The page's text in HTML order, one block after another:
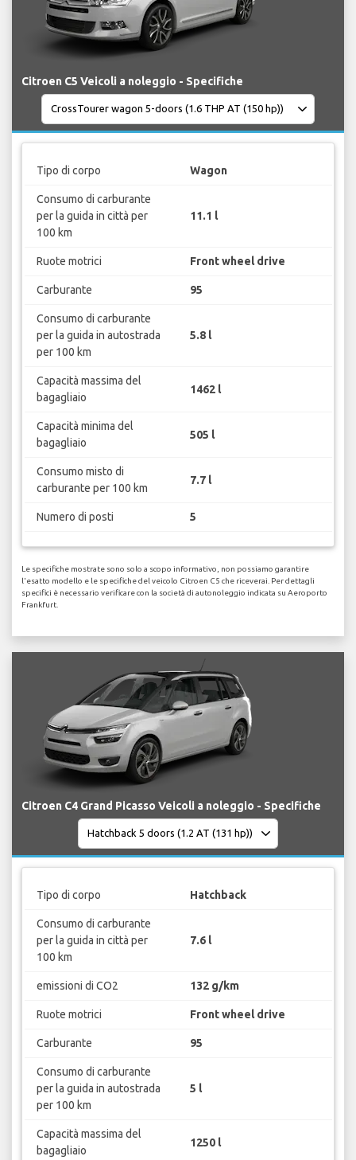
Citroen C5 Veicoli a noleggio - Specifiche
Tipo di corpo Wagon
Consumo di carburante
per la guida in città per
100 km
11.1 l
Ruote motrici Front wheel drive
Carburante 95
Consumo di carburante
per la guida in autostrada
per 100 km
5.8 l
Capacità massima del
bagagliaio
1462 l
Capacità minima del
bagagliaio
505 l
Consumo misto di
carburante per 100 km
7.7 l
Numero di posti 5
Le specifiche mostrate sono solo a scopo informativo, non possiamo garantire
l'esatto modello e le specifiche del veicolo Citroen C5 che riceverai. Per dettagli
specifici è necessario verificare con la società di autonoleggio indicata su Aeroporto
Frankfurt.
Citroen C4 Grand Picasso Veicoli a noleggio - Specifiche
Tipo di corpo Hatchback
Consumo di carburante
per la guida in città per
100 km
7.6 l
emissioni di CO2 132 g/km
Ruote motrici Front wheel drive
Carburante 95
Consumo di carburante
per la guida in autostrada
per 100 km
5 l
Capacità massima del
bagagliaio
1250 l